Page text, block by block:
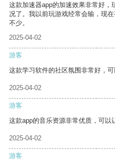
这款加速器app的加速效果非常好
况了。我以前玩游戏经常会输，现
不少。
2025-04-02
游客
这款学习软件的社区氛围非常好，
2025-04-02
游客
这款app的音乐资源非常优质，可以
2025-04-02
游客